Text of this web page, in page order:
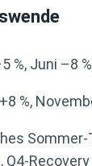
%, Juni –8
%,
Q4-